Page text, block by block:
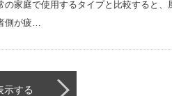
家庭で使用するタイプと比較すると、
側が疲…
示する